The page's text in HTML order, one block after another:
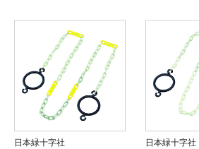
日本緑十字社 日本緑十字社